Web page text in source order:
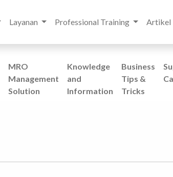
Layanan Professional Training Artikel
MRO
Management
Solution
Knowledge
and
Information
Business
Tips &
Tricks